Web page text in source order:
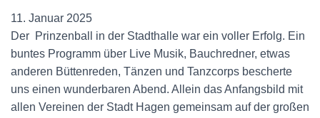
11. Januar 2025
Der Prinzenball in der Stadthalle war ein voller Erfolg. Ein
buntes Programm über Live Musik, Bauchredner, etwas
anderen Büttenreden, Tänzen und Tanzcorps bescherte
uns einen wunderbaren Abend. Allein das Anfangsbild mit
allen Vereinen der Stadt Hagen gemeinsam auf der großen